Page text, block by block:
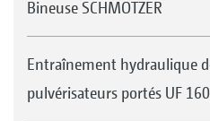
Bineuse SCHMOTZER
Entraînement hydraulique
pulvérisateurs portés UF